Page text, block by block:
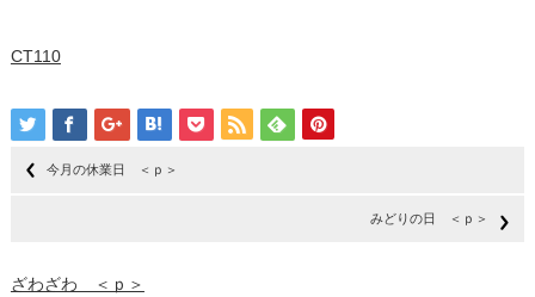
CT110
今月の休業日 ＜ｐ＞
みどりの日 ＜ｐ＞
ざわざわ ＜ｐ＞